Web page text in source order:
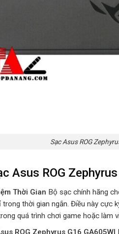
Sạc Asus ROG
Asus ROG
Thời Gian Bộ sạc chính hãng
trong thời gian ngắn. Điều này cực
quá trình chơi game hoặc làm
ROG Zephyrus G16 GA605WI